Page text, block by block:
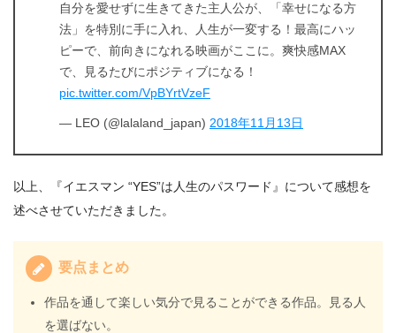
自分を愛せずに生きてきた主人公が、「幸せになる方
法」を特別に手に入れ、人生が一変する！最高にハッ
ピーで、前向きになれる映画がここに。爽快感MAX
で、見るたびにポジティブになる！
pic.twitter.com/VpBYrtVzeF
— LEO (@lalaland_japan) 2018年11月13日
以上、『イエスマン “YES”は人生のパスワード』について感想を
述べさせていただきました。
要点まとめ
作品を通して楽しい気分で見ることができる作品。見る人
を選ばない。